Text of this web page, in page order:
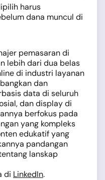
harus
dana muncul di
pemasaran di
lebih dari dua belas
di industri layanan
dan
data di seluruh
dan display di
berfokus pada
yang kompleks
edukatif yang
pandangan
lanskap
di LinkedIn.